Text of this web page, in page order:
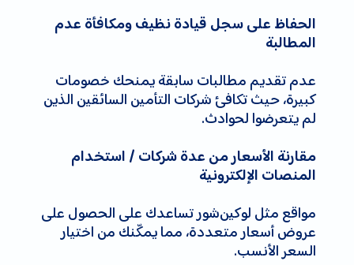
الحفاظ على سجل قيادة نظيف ومكافأة عدم
المطالبة
عدم تقديم مطالبات سابقة يمنحك خصومات
كبيرة، حيث تكافئ شركات التأمين السائقين الذين
لم يتعرضوا لحوادث.
مقارنة الأسعار من عدة شركات / استخدام
المنصات الإلكترونية
مواقع مثل لوکین‌شور تساعدك على الحصول على
عروض أسعار متعددة، مما يمكّنك من اختيار
السعر الأنسب.